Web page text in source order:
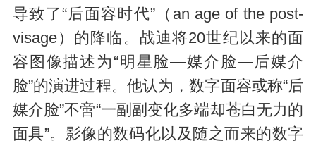
导致了“后面容时代”（an age of the post-
visage）的降临。战迪将20世纪以来的面
容图像描述为“明星脸—媒介脸—后媒介
脸”的演进过程。他认为，数字面容或称“后
媒介脸”不啻“一副副变化多端却苍白无力的
面具”。影像的数码化以及随之而来的数字